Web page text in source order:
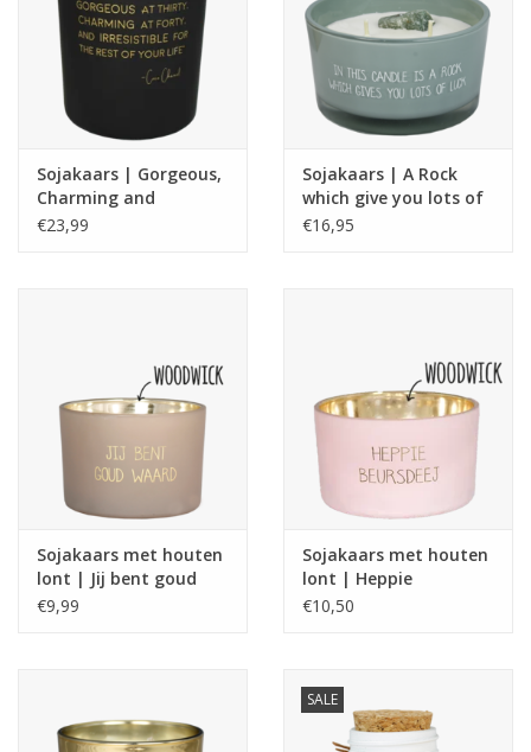
Sojakaars | Gorgeous,
Charming and
Irresistiblle | Coco
€23,99
Sojakaars | A Rock
which give you lots of
luck
€16,95
Sojakaars met houten
lont | Jij bent goud
waard
€9,99
Sojakaars met houten
lont | Heppie
Beursdeej
€10,50
SALE